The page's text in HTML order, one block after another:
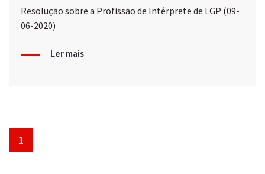
Resolução sobre a Profissão de Intérprete de LGP (09-
06-2020)
Ler mais
1